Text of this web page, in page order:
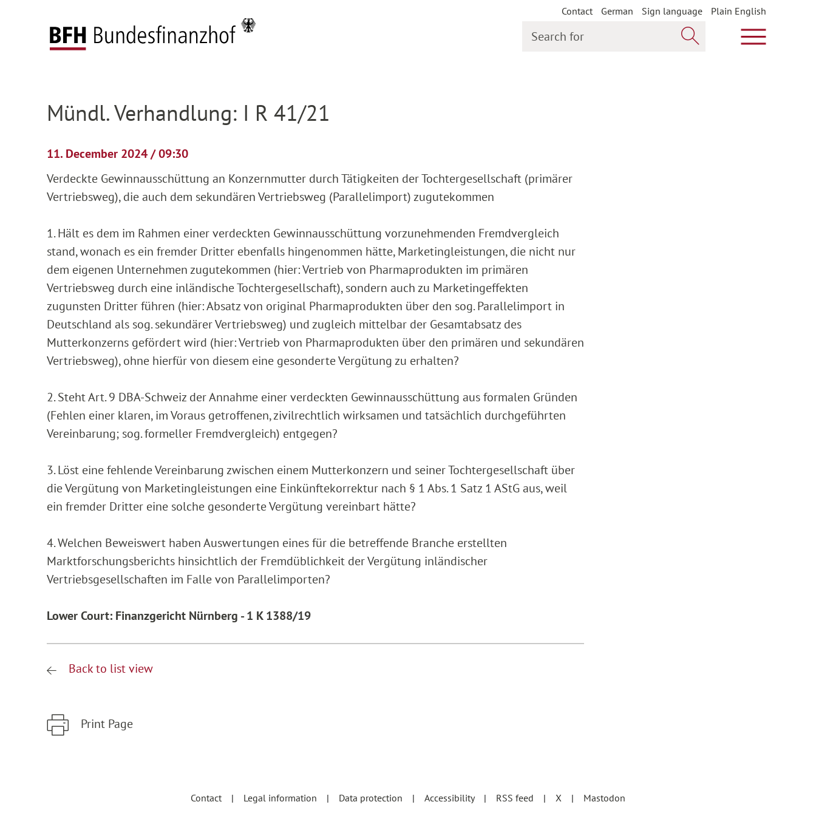
Contact German Sign language
Plain English
Show main
Federal Fiscal Court
Mündl. Verhandlung: I R 41/21
11. December 2024 / 09:30
Verdeckte Gewinnausschüttung an Konzernmutter durch Tätigkeiten der Tochtergesellschaft (primärer
Vertriebsweg), die auch dem sekundären Vertriebsweg (Parallelimport) zugutekommen
1. Hält es dem im Rahmen einer verdeckten Gewinnausschüttung vorzunehmenden Fremdvergleich
stand, wonach es ein fremder Dritter ebenfalls hingenommen hätte, Marketingleistungen, die nicht nur
dem eigenen Unternehmen zugutekommen (hier: Vertrieb von Pharmaprodukten im primären
Vertriebsweg durch eine inländische Tochtergesellschaft), sondern auch zu Marketingeffekten
zugunsten Dritter führen (hier: Absatz von original Pharmaprodukten über den sog. Parallelimport in
Deutschland als sog. sekundärer Vertriebsweg) und zugleich mittelbar der Gesamtabsatz des
Mutterkonzerns gefördert wird (hier: Vertrieb von Pharmaprodukten über den primären und sekundären
Vertriebsweg), ohne hierfür von diesem eine gesonderte Vergütung zu erhalten?
2. Steht Art. 9 DBA-Schweiz der Annahme einer verdeckten Gewinnausschüttung aus formalen Gründen
(Fehlen einer klaren, im Voraus getroffenen, zivilrechtlich wirksamen und tatsächlich durchgeführten
Vereinbarung; sog. formeller Fremdvergleich) entgegen?
3. Löst eine fehlende Vereinbarung zwischen einem Mutterkonzern und seiner Tochtergesellschaft über
die Vergütung von Marketingleistungen eine Einkünftekorrektur nach § 1 Abs. 1 Satz 1 AStG aus, weil
ein fremder Dritter eine solche gesonderte Vergütung vereinbart hätte?
4. Welchen Beweiswert haben Auswertungen eines für die betreffende Branche erstellten
Marktforschungsberichts hinsichtlich der Fremdüblichkeit der Vergütung inländischer
Vertriebsgesellschaften im Falle von Parallelimporten?
Lower Court: Finanzgericht Nürnberg - 1 K 1388/19
Back to list view
Print Page
Contact Legal information Data protection Accessibility RSS feed X Mastodon